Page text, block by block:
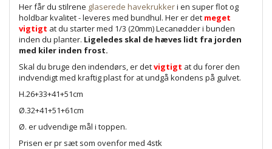
Her får du stilrene glaserede havekrukkeri en super flot og
holdbar kvalitet - leveres med bundhul. Her er det meget
vigtigt at du starter med 1/3 (20mm) Lecanødder i bunden
inden du planter. Ligeledes skal de hæves lidt fra jorden
med kiler inden frost.
Skal du bruge den indendørs, er detvigtigt at du forer den
indvendigt med kraftig plast for at undgå kondens på gulvet.
H.26+33+41+51cm
Ø.32+41+51+61cm
Ø. er udvendige mål i toppen.
Prisen er pr sæt som ovenfor med 4stk